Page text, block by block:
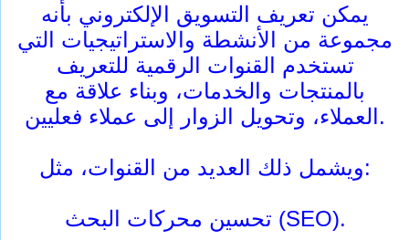
يمكن تعريف التسويق الإلكتروني بأنه
مجموعة من الأنشطة والاستراتيجيات التي
تستخدم القنوات الرقمية للتعريف
بالمنتجات والخدمات، وبناء علاقة مع
العملاء، وتحويل الزوار إلى عملاء فعليين.
ويشمل ذلك العديد من القنوات، مثل:
تحسين محركات البحث (SEO).